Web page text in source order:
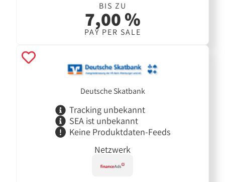
BIS ZU
7,00 %
PAY PER SALE
Deutsche Skatbank
Tracking unbekannt
SEA ist unbekannt
Keine Produktdaten-Feeds
Netzwerk